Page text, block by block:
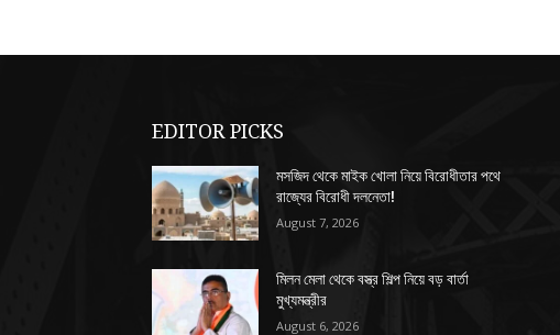
EDITOR PICKS
মসজিদ থেকে মাইক খোলা নিয়ে বিরোধীতার পথে
রাজ্যের বিরোধী দলনেতা!
August 7, 2026
মিলন মেলা থেকে বস্ত্র শিল্প নিয়ে বড় বার্তা
মুখ্যমন্ত্রীর
August 6, 2026